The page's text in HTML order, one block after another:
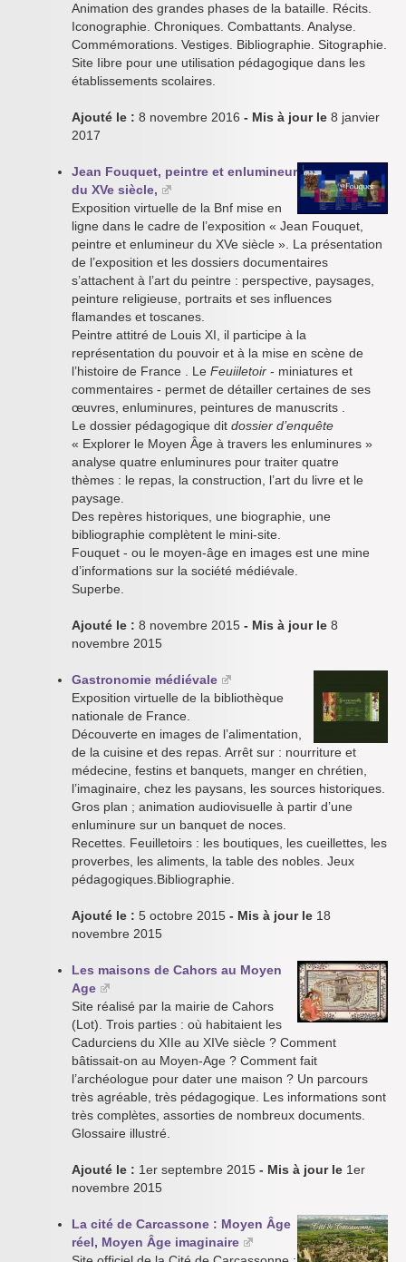
Animation des grandes phases de la bataille. Récits.
Iconographie. Chroniques. Combattants. Analyse.
Commémorations. Vestiges. Bibliographie. Sitographie.
Site Iibre pour une utilisation pédagogique dans les
établissements scolaires.
Ajouté le : 8 novembre 2016 - Mis à jour le 8 janvier
2017
Jean Fouquet, peintre et enlumineur
du XVe siècle,
Exposition virtuelle de la Bnf mise en
ligne dans le cadre de l’exposition « Jean Fouquet,
peintre et enlumineur du XVe siècle ». La présentation
de l’exposition et les dossiers documentaires
s’attachent à l’art du peintre : perspective, paysages,
peinture religieuse, portraits et ses influences
flamandes et toscanes.
Peintre attitré de Louis XI, il participe à la
représentation du pouvoir et à la mise en scène de
l’histoire de France . Le Feuiiletoir - miniatures et
commentaires - permet de détailler certaines de ses
œuvres, enluminures, peintures de manuscrits .
Le dossier pédagogique dit dossier d’enquête
« Explorer le Moyen Âge à travers les enluminures »
analyse quatre enluminures pour traiter quatre
thèmes : le repas, la construction, l’art du livre et le
paysage.
Des repères historiques, une biographie, une
bibliographie complètent le mini-site.
Fouquet - ou le moyen-âge en images est une mine
d’informations sur la société médiévale.
Superbe.
Ajouté le : 8 novembre 2015 - Mis à jour le 8
novembre 2015
Gastronomie médiévale
Exposition virtuelle de la bibliothèque
nationale de France.
Découverte en images de l’alimentation,
de la cuisine et des repas. Arrêt sur : nourriture et
médecine, festins et banquets, manger en chrétien,
l’imaginaire, chez les paysans, les sources historiques.
Gros plan ; animation audiovisuelle à partir d’une
enluminure sur un banquet de noces.
Recettes. Feuilletoirs : les boutiques, les cueillettes, les
proverbes, les aliments, la table des nobles. Jeux
pédagogiques.Bibliographie.
Ajouté le : 5 octobre 2015 - Mis à jour le 18
novembre 2015
Les maisons de Cahors au Moyen
Age
Site réalisé par la mairie de Cahors
(Lot). Trois parties : où habitaient les
Cadurciens du XIIe au XIVe siècle ? Comment
bâtissait-on au Moyen-Age ? Comment fait
l’archéologue pour dater une maison ? Un parcours
très agréable, très pédagogique. Les informations sont
très complètes, assorties de nombreux documents.
Glossaire illustré.
Ajouté le : 1er septembre 2015 - Mis à jour le 1er
novembre 2015
La cité de Carcassone : Moyen Âge
réel, Moyen Âge imaginaire